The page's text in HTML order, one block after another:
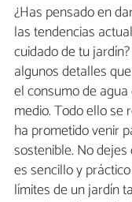
¿Has pensado en
las tendencias
cuidado de tu
algunos detalles
el consumo de
medio. Todo ello se
ha prometido venir
sostenible. No
es sencillo y
límites de un jardín